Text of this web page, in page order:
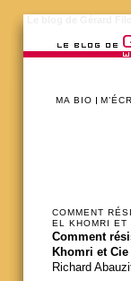
MA BIO
COMMENT
EL KHOMRI ET
Comment
Khomri et Cie
Richard